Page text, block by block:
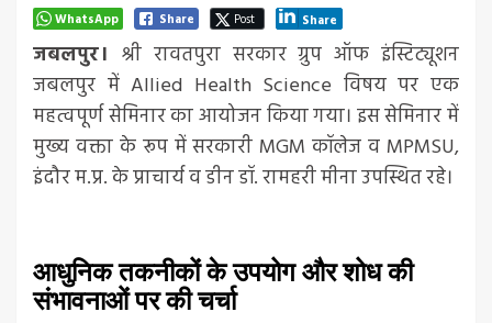
WhatsApp Share Post Share
जबलपुर। श्री रावतपुरा सरकार ग्रुप ऑफ इंस्टिट्यूशन
जबलपुर में Allied Health Science विषय पर एक
महत्वपूर्ण सेमिनार का आयोजन किया गया। इस सेमिनार में
मुख्य वक्ता के रूप में सरकारी MGM कॉलेज व MPMSU,
इंदौर म.प्र. के प्राचार्य व डीन डॉ. रामहरी मीना उपस्थित रहे।
आधुनिक तकनीकों के उपयोग और शोध की
संभावनाओं पर की चर्चा